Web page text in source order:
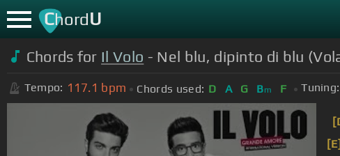
ChordU
Chords for Il Volo - Nel blu, dipinto di blu
Tempo: 117.1 bpm Chords used: D A G Bm F Tuning:
[E]